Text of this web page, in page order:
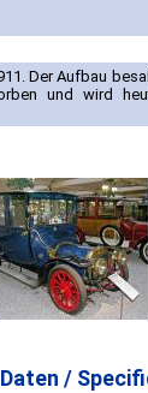
Der Aufbau
und wird
/